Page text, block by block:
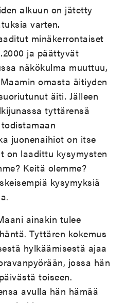
alkuun on jätetty
varten.
minäkerrontaiset
ja päättyvät
näkökulma muuttuu,
omasta äitiyden
äiti. Jälleen
tyttärensä
juonenaihiot on itse
on laadittu kysymysten
Keitä olemme?
kysymyksiä
ainakin tulee
Tyttären kokemus
hylkäämisestä ajaa
jossa hän
toiseen.
avulla hän hämää